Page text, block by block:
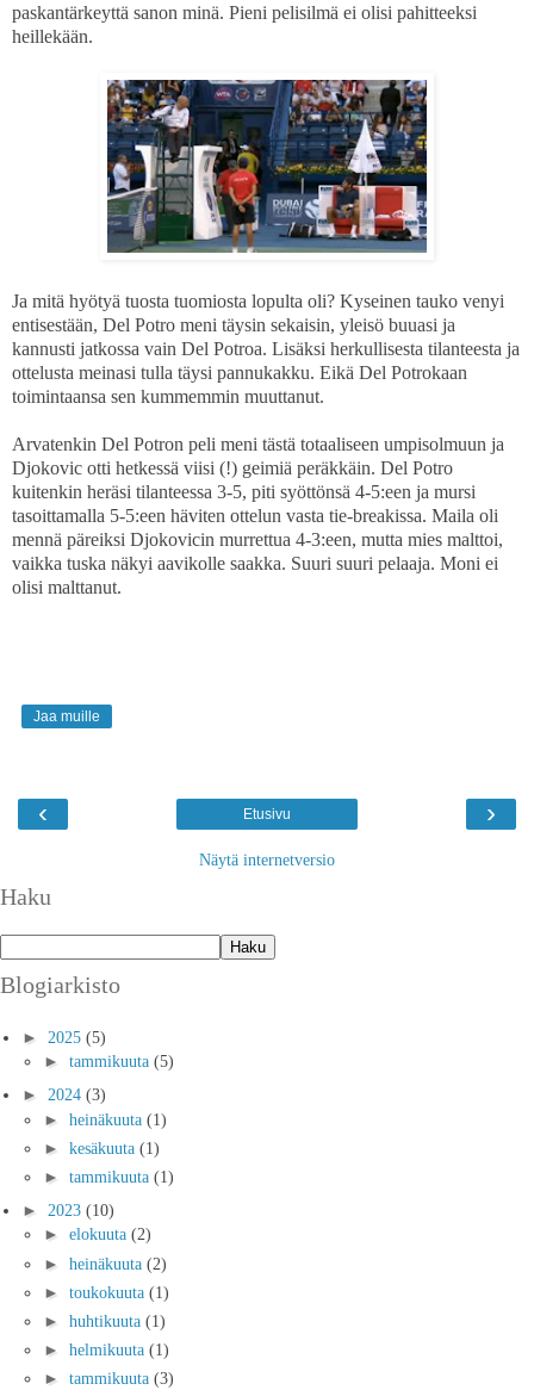
paskantärkeyttä sanon minä. Pieni pelisilmä ei olisi pahitteeksi
heillekään.
Ja mitä hyötyä tuosta tuomiosta lopulta oli? Kyseinen tauko venyi
entisestään, Del Potro meni täysin sekaisin, yleisö buuasi ja
kannusti jatkossa vain Del Potroa. Lisäksi herkullisesta tilanteesta ja
ottelusta meinasi tulla täysi pannukakku. Eikä Del Potrokaan
toimintaansa sen kummemmin muuttanut.
Arvatenkin Del Potron peli meni tästä totaaliseen umpisolmuun ja
Djokovic otti hetkessä viisi (!) geimiä peräkkäin. Del Potro
kuitenkin heräsi tilanteessa 3-5, piti syöttönsä 4-5:een ja mursi
tasoittamalla 5-5:een häviten ottelun vasta tie-breakissa. Maila oli
mennä päreiksi Djokovicin murrettua 4-3:een, mutta mies malttoi,
vaikka tuska näkyi aavikolle saakka. Suuri suuri pelaaja. Moni ei
olisi malttanut.
Jaa muille
‹ ›
Etusivu
Näytä internetversio
Haku
Blogiarkisto
► 2025 (5)
► tammikuuta (5)
► 2024 (3)
► heinäkuuta (1)
► kesäkuuta (1)
► tammikuuta (1)
► 2023 (10)
► elokuuta (2)
► heinäkuuta (2)
► toukokuuta (1)
► huhtikuuta (1)
► helmikuuta (1)
► tammikuuta (3)